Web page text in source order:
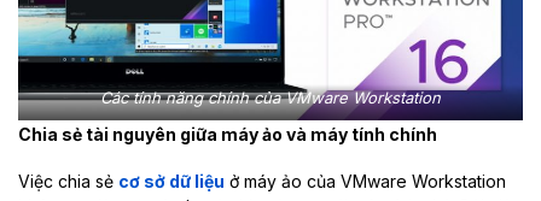
Các tính năng chính của VMware Workstation
Chia sẻ tài nguyên giữa máy ảo và máy tính chính
Việc chia sẻ cơ sở dữ liệu ở máy ảo của VMware Workstation